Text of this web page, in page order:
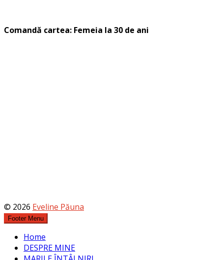
Comandă cartea: Femeia la 30 de ani
© 2026 Eveline Păuna
Footer Menu
Home
DESPRE MINE